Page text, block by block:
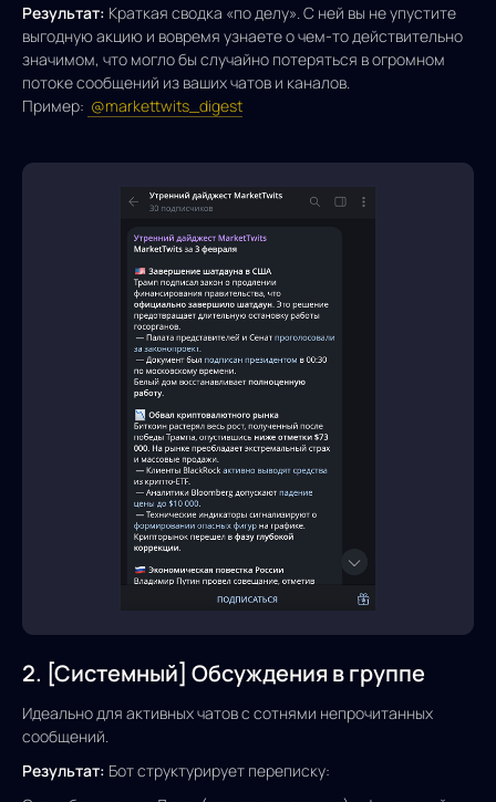
Результат: Краткая сводка «по делу». С ней вы не упустите
выгодную акцию и вовремя узнаете о чем-то действительно
значимом, что могло бы случайно потеряться в огромном
потоке сообщений из ваших чатов и каналов.
Пример: @markettwits_digest
2. [Системный] Обсуждения в группе
Идеально для активных чатов с сотнями непрочитанных
сообщений.
Результат: Бот структурирует переписку: